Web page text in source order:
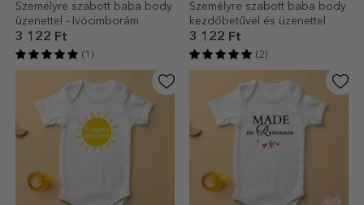
Személyre szabott baba body
üzenettel - Ivócimborám
3 122 Ft
(1)
Személyre szabott baba body
kezdőbetűvel és üzenettel
3 122 Ft
(2)